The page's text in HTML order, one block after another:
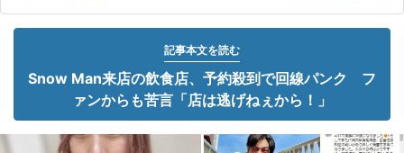
記事本文を読む
Snow Man来店の飲食店、予約殺到で回線パンク フ
ァンからも苦言「店は逃げねぇから！」